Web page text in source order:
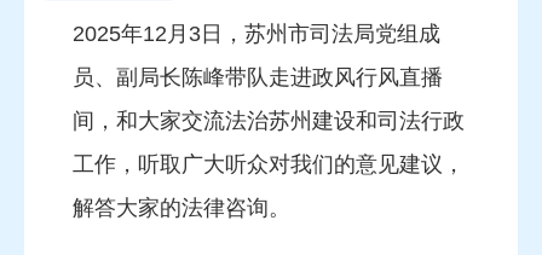
2025年12月3日，苏州市司法局党组成
员、副局长陈峰带队走进政风行风直播
间，和大家交流法治苏州建设和司法行政
工作，听取广大听众对我们的意见建议，
解答大家的法律咨询。